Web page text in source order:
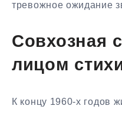
тревожное ожидание
Совхозная
лицом
К концу 1960-х годов